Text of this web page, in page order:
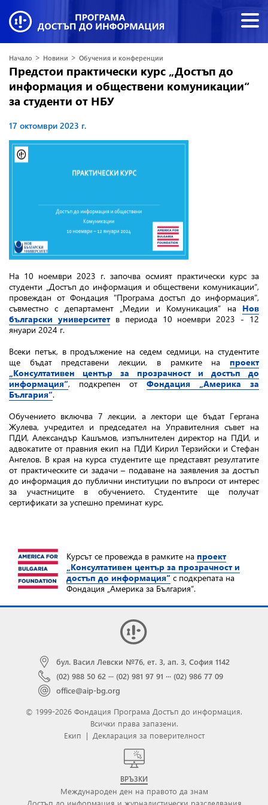
Начало > Новини > Обучения и конференции
Предстои практически курс „Достъп до
информация и обществени комуникации“
за студенти от НБУ
17 октомври 2023 г.
На 10 ноември 2023 г. започва осмият практически курс за
студенти „Достъп до информация и обществени комуникации“,
провеждан от Фондация "Програма достъп до информация",
съвместно с департамент „Медии и Комуникация“ на Нов
български университетв периода 10 ноември 2023 - 12
януари 2024 г.
Всеки петък, в продължение на седем седмици, на студентите
ще бъдат представени лекции, в рамките на проект
„Консултативен център за прозрачност и достъп до
информация“, подкрепен от Фондация „Америка за
България“.
Обучението включва 7 лекции, а лектори ще бъдат Гергана
Жулева, учредител и председател на Управителния съвет на
ПДИ, Александър Кашъмов, изпълнителен директор на ПДИ, и
адвокатите от правния екип на ПДИ Кирил Терзийски и Стефан
Ангелов. В края на курса студентите ще представят резултатите
от практическите си задачи – подаване на заявления за достъп
до информация до публични институции по въпроси от интерес
за участниците в обучението. Студентите ще получат
сертификати за успешно преминат курс.
Курсът се провежда в рамките на проект
„Консултативен център за прозрачност и
достъп до информация“ с подкрепата на
Фондация „Америка за България“.
бул. Васил Левски №76, ет. 3, ап. 3, София 1142
(02) 988 50 62 ··· (02) 981 97 91 ··· (02) 986 77 09
office@aip-bg.org
© 1999-2026 Фондация Програма Достъп до информация.
Всички права запазени.
Екип | Декларация за поверителност
ВРЪЗКИ
Международен ден на правото да знам
Достъп до информация и журналистически разследвания